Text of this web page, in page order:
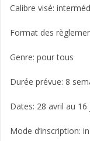
Calibre visé:
Format des
Genre: pour tous
Durée prévue: 8
Dates: 28 avril au 16
Mode d’inscription: